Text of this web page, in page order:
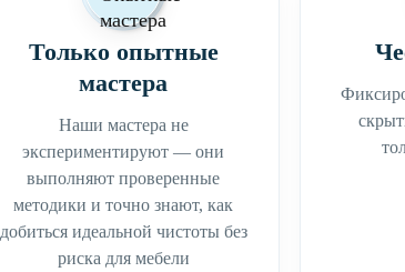
Только опытные
мастера
Наши мастера не
экспериментируют — они
выполняют проверенные
методики и точно знают, как
добиться идеальной чистоты без
риска для мебели